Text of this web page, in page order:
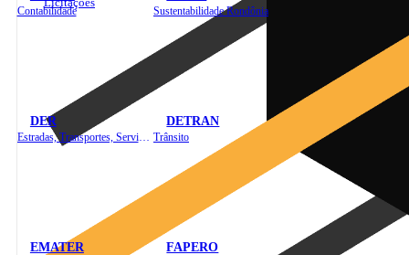
Contabilidade Sustentabilidade Rondônia
DER
Estradas, Transportes, Serviços Públicos
DETRAN
Trânsito
EMATER FAPERO